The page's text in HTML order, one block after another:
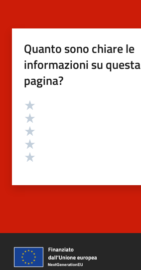
Quanto sono chiare le
informazioni su questa
pagina?
Valutazione